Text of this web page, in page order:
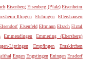
Eisenberg Eisenberg (Pfalz) Eisenheim
Illingen Elchingen
Elfershausen
Elsenfeld Eltmann Elzach Elztal
Emmendingen
Emmering (Ebersberg)
Liptingen Empfingen
Emskirchen
Engen Engstingen Eningen Ensdorf